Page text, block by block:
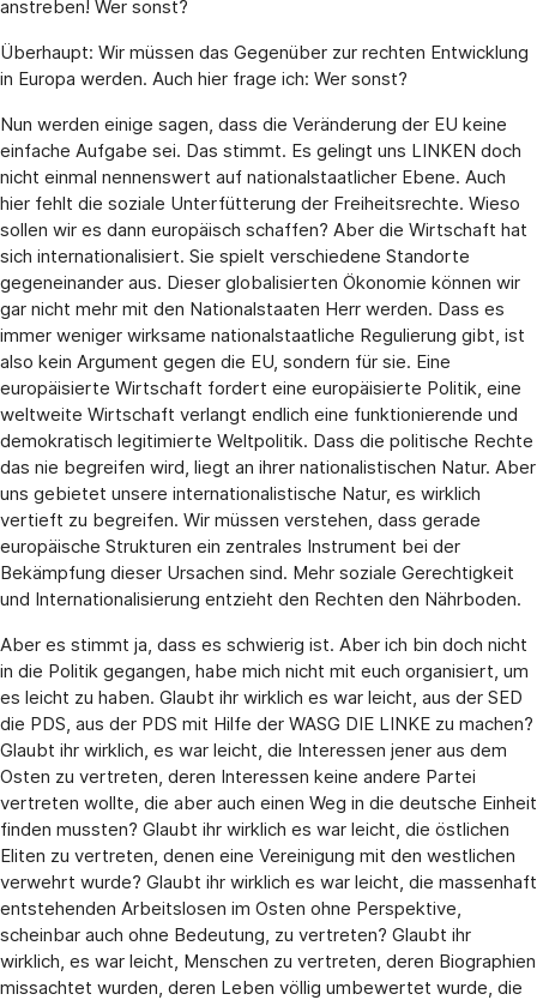
anstreben! Wer sonst?
Überhaupt: Wir müssen das Gegenüber zur rechten Entwicklung
in Europa werden. Auch hier frage ich: Wer sonst?
Nun werden einige sagen, dass die Veränderung der EU keine
einfache Aufgabe sei. Das stimmt. Es gelingt uns LINKEN doch
nicht einmal nennenswert auf nationalstaatlicher Ebene. Auch
hier fehlt die soziale Unterfütterung der Freiheitsrechte. Wieso
sollen wir es dann europäisch schaffen? Aber die Wirtschaft hat
sich internationalisiert. Sie spielt verschiedene Standorte
gegeneinander aus. Dieser globalisierten Ökonomie können wir
gar nicht mehr mit den Nationalstaaten Herr werden. Dass es
immer weniger wirksame nationalstaatliche Regulierung gibt, ist
also kein Argument gegen die EU, sondern für sie. Eine
europäisierte Wirtschaft fordert eine europäisierte Politik, eine
weltweite Wirtschaft verlangt endlich eine funktionierende und
demokratisch legitimierte Weltpolitik. Dass die politische Rechte
das nie begreifen wird, liegt an ihrer nationalistischen Natur. Aber
uns gebietet unsere internationalistische Natur, es wirklich
vertieft zu begreifen. Wir müssen verstehen, dass gerade
europäische Strukturen ein zentrales Instrument bei der
Bekämpfung dieser Ursachen sind. Mehr soziale Gerechtigkeit
und Internationalisierung entzieht den Rechten den Nährboden.
Aber es stimmt ja, dass es schwierig ist. Aber ich bin doch nicht
in die Politik gegangen, habe mich nicht mit euch organisiert, um
es leicht zu haben. Glaubt ihr wirklich es war leicht, aus der SED
die PDS, aus der PDS mit Hilfe der WASG DIE LINKE zu machen?
Glaubt ihr wirklich, es war leicht, die Interessen jener aus dem
Osten zu vertreten, deren Interessen keine andere Partei
vertreten wollte, die aber auch einen Weg in die deutsche Einheit
finden mussten? Glaubt ihr wirklich es war leicht, die östlichen
Eliten zu vertreten, denen eine Vereinigung mit den westlichen
verwehrt wurde? Glaubt ihr wirklich es war leicht, die massenhaft
entstehenden Arbeitslosen im Osten ohne Perspektive,
scheinbar auch ohne Bedeutung, zu vertreten? Glaubt ihr
wirklich, es war leicht, Menschen zu vertreten, deren Biographien
missachtet wurden, deren Leben völlig umbewertet wurde, die